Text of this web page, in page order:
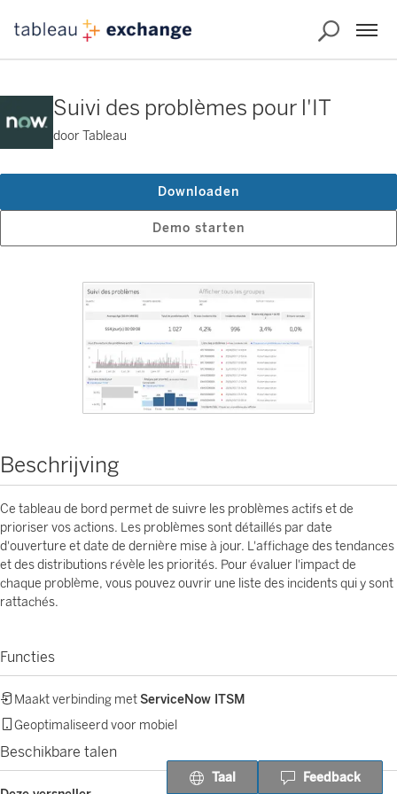
Suivi des problèmes pour l'IT
door Tableau
Demo starten
Downloaden
Beschrijving
Ce tableau de bord permet de suivre les problèmes actifs et de
prioriser vos actions. Les problèmes sont détaillés par date
d'ouverture et date de dernière mise à jour. L'affichage des tendances
et des distributions révèle les priorités. Pour évaluer l'impact de
chaque problème, vous pouvez ouvrir une liste des incidents qui y sont
rattachés.
Functies
Maakt verbinding metServiceNow ITSM
Geoptimaliseerd voor mobiel
Beschikbare talen
Taal Feedback